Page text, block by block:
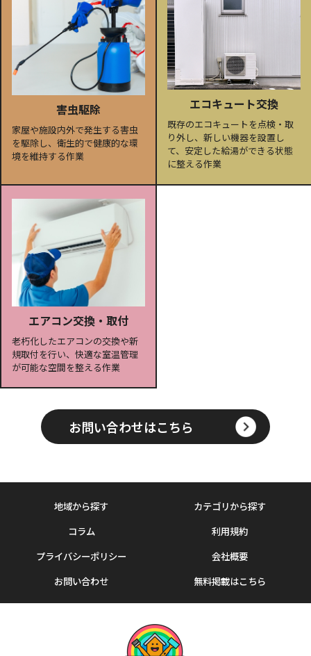
害虫駆除
家屋や施設内外で発生する害虫
を駆除し、衛生的で健康的な環
境を維持する作業
エコキュート交換
既存のエコキュートを点検・取
り外し、新しい機器を設置し
て、安定した給湯ができる状態
に整える作業
エアコン交換・取付
老朽化したエアコンの交換や新
規取付を行い、快適な室温管理
が可能な空間を整える作業
お問い合わせはこちら
地域から探す
カテゴリから探す
コラム
利用規約
プライバシーポリシー
会社概要
お問い合わせ
無料掲載はこちら